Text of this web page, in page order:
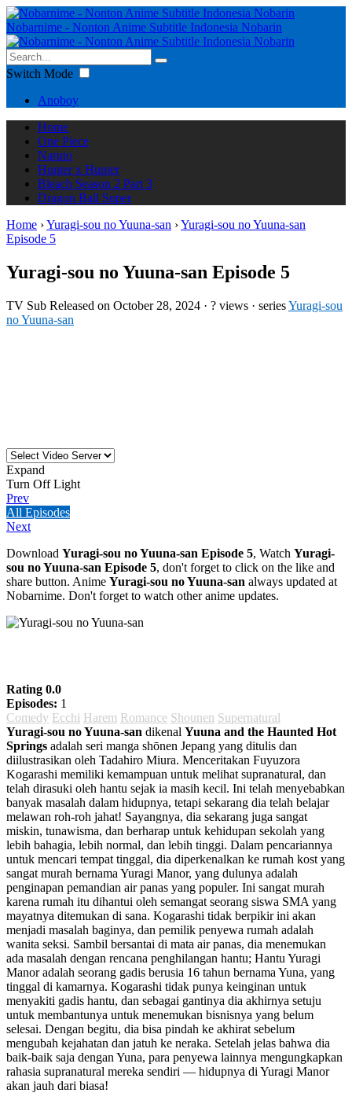
Nobarnime - Nonton Anime Subtitle Indonesia Nobarin
Switch Mode
Anoboy
Home
One Piece
Naruto
Hunter x Hunter
Bleach Season 2 Part 3
Dragon Ball Super
Home ›Yuragi-sou no Yuuna-san ›Yuragi-sou no Yuuna-san
Episode 5
Yuragi-sou no Yuuna-san Episode 5
TV Sub Released on October 28, 2024 · ? views · seriesYuragi-sou
no Yuuna-san
Expand
Turn Off Light
Prev
All Episodes
Next
Download Yuragi-sou no Yuuna-san Episode 5, Watch Yuragi-
sou no Yuuna-san Episode 5, don't forget to click on the like and
share button. Anime Yuragi-sou no Yuuna-san always updated at
Nobarnime. Don't forget to watch other anime updates.
Rating 0.0
Episodes: 1
Comedy Ecchi Harem Romance Shounen Supernatural
Yuragi-sou no Yuuna-san dikenal Yuuna and the Haunted Hot
Springs adalah seri manga shōnen Jepang yang ditulis dan
diilustrasikan oleh Tadahiro Miura. Menceritakan Fuyuzora
Kogarashi memiliki kemampuan untuk melihat supranatural, dan
telah dirasuki oleh hantu sejak ia masih kecil. Ini telah menyebabkan
banyak masalah dalam hidupnya, tetapi sekarang dia telah belajar
melawan roh-roh jahat! Sayangnya, dia sekarang juga sangat
miskin, tunawisma, dan berharap untuk kehidupan sekolah yang
lebih bahagia, lebih normal, dan lebih tinggi. Dalam pencariannya
untuk mencari tempat tinggal, dia diperkenalkan ke rumah kost yang
sangat murah bernama Yuragi Manor, yang dulunya adalah
penginapan pemandian air panas yang populer. Ini sangat murah
karena rumah itu dihantui oleh semangat seorang siswa SMA yang
mayatnya ditemukan di sana. Kogarashi tidak berpikir ini akan
menjadi masalah baginya, dan pemilik penyewa rumah adalah
wanita seksi. Sambil bersantai di mata air panas, dia menemukan
ada masalah dengan rencana penghilangan hantu; Hantu Yuragi
Manor adalah seorang gadis berusia 16 tahun bernama Yuna, yang
tinggal di kamarnya. Kogarashi tidak punya keinginan untuk
menyakiti gadis hantu, dan sebagai gantinya dia akhirnya setuju
untuk membantunya untuk menemukan bisnisnya yang belum
selesai. Dengan begitu, dia bisa pindah ke akhirat sebelum
mengubah kejahatan dan jatuh ke neraka. Setelah jelas bahwa dia
baik-baik saja dengan Yuna, para penyewa lainnya mengungkapkan
rahasia supranatural mereka sendiri — hidupnya di Yuragi Manor
akan jauh dari biasa!